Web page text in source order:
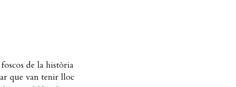
de la història
que van tenir lloc